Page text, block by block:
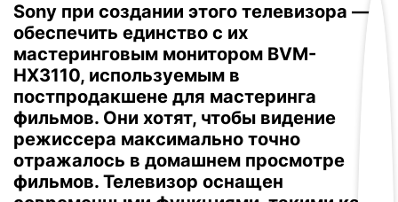
Sony при создании этого телевизора —
обеспечить единство с их
мастеринговым монитором BVM-
HX3110, используемым в
постпродакшене для мастеринга
фильмов. Они хотят, чтобы видение
режиссера максимально точно
отражалось в домашнем просмотре
фильмов. Телевизор оснащен